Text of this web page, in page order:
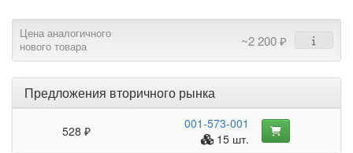
Цена аналогичного
нового товара
~2 200 ₽
Предложения вторичного рынка
528 ₽
001-573-001
15 шт.